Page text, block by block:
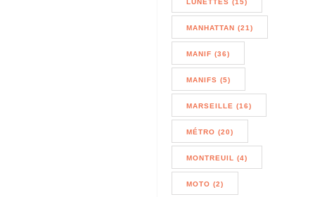
MANHATTAN (21)
MANIF (36)
MANIFS (5)
MARSEILLE (16)
MÉTRO (20)
MONTREUIL (4)
MOTO (2)